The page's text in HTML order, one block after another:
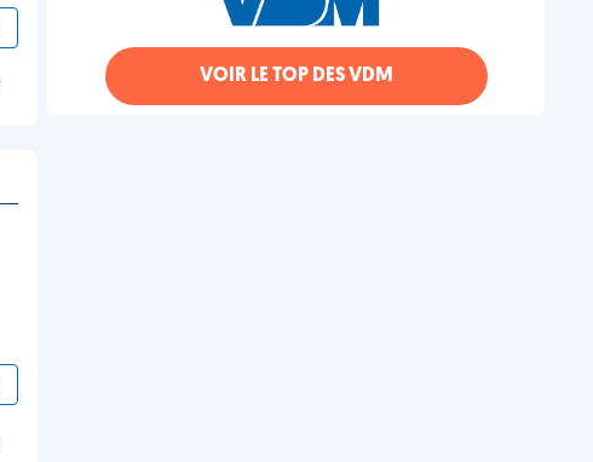
VOIR LE TOP DES VDM